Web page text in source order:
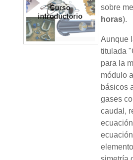
sobre
horas).
Aunque
titulada
para la
módulo
básicos
gases
caudal,